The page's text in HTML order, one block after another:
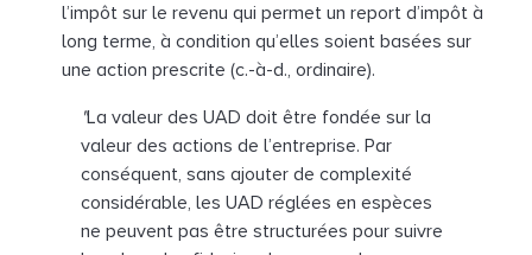
l’impôt sur le revenu qui permet un report d’impôt à
long terme, à condition qu’elles soient basées sur
une action prescrite (c.-à-d., ordinaire).
"La valeur des UAD doit être fondée sur la
valeur des actions de l’entreprise. Par
conséquent, sans ajouter de complexité
considérable, les UAD réglées en espèces
ne peuvent pas être structurées pour suivre